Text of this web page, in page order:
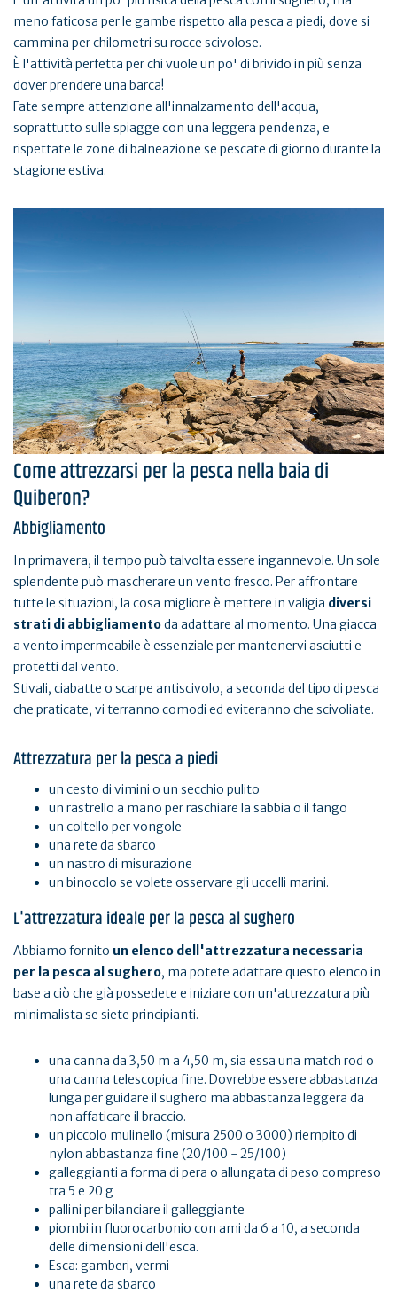
meno faticosa per le gambe rispetto alla pesca a piedi, dove si
cammina per chilometri su rocce scivolose.
È l'attività perfetta per chi vuole un po' di brivido in più senza
dover prendere una barca!
Fate sempre attenzione all'innalzamento dell'acqua,
soprattutto sulle spiagge con una leggera pendenza, e
rispettate le zone di balneazione se pescate di giorno durante la
stagione estiva.
Come attrezzarsi per la pesca nella baia di
Quiberon?
Abbigliamento
In primavera, il tempo può talvolta essere ingannevole. Un sole
splendente può mascherare un vento fresco. Per affrontare
tutte le situazioni, la cosa migliore è mettere in valigia diversi
strati di abbigliamentoda adattare al momento. Una giacca
a vento impermeabile è essenziale per mantenervi asciutti e
protetti dal vento.
Stivali, ciabatte o scarpe antiscivolo, a seconda del tipo di pesca
che praticate, vi terranno comodi ed eviteranno che scivoliate.
Attrezzatura per la pesca a piedi
un cesto di vimini o un secchio pulito
un rastrello a mano per raschiare la sabbia o il fango
un coltello per vongole
una rete da sbarco
un nastro di misurazione
un binocolo se volete osservare gli uccelli marini.
L'attrezzatura ideale per la pesca al sughero
Abbiamo fornito un elenco dell'attrezzatura necessaria
per la pesca al sughero, ma potete adattare questo elenco in
base a ciò che già possedete e iniziare con un'attrezzatura più
minimalista se siete principianti.
una canna da 3,50 m a 4,50 m, sia essa una match rod o
una canna telescopica fine. Dovrebbe essere abbastanza
lunga per guidare il sughero ma abbastanza leggera da
non affaticare il braccio.
un piccolo mulinello (misura 2500 o 3000) riempito di
nylon abbastanza fine (20/100 - 25/100)
galleggianti a forma di pera o allungata di peso compreso
tra 5 e 20 g
pallini per bilanciare il galleggiante
piombi in fluorocarbonio con ami da 6 a 10, a seconda
delle dimensioni dell'esca.
Esca: gamberi, vermi
una rete da sbarco